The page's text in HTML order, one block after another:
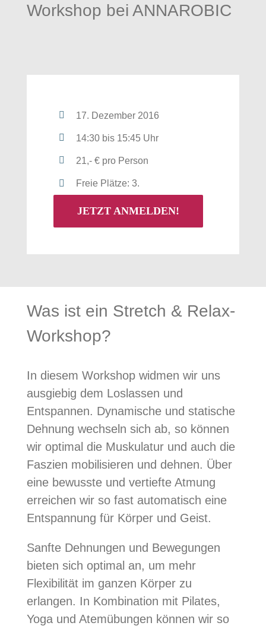
Workshop bei ANNAROBIC
17. Dezember 2016
14:30 bis 15:45 Uhr
21,- € pro Person
Freie Plätze: 3.
JETZT ANMELDEN!
Was ist ein Stretch & Relax-
Workshop?
In diesem Workshop widmen wir uns
ausgiebig dem Loslassen und
Entspannen. Dynamische und statische
Dehnung wechseln sich ab, so können
wir optimal die Muskulatur und auch die
Faszien mobilisieren und dehnen. Über
eine bewusste und vertiefte Atmung
erreichen wir so fast automatisch eine
Entspannung für Körper und Geist.
Sanfte Dehnungen und Bewegungen
bieten sich optimal an, um mehr
Flexibilität im ganzen Körper zu
erlangen. In Kombination mit Pilates,
Yoga und Atemübungen können wir so